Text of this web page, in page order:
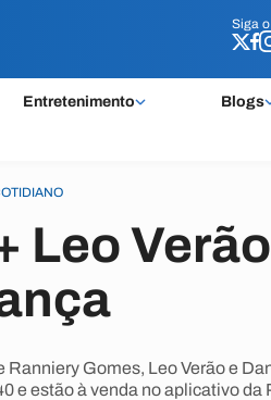
Siga
Entretenimento Blogs
Siga
Leo
Gomes, Leo Verão e
e estão à venda no aplicativo da